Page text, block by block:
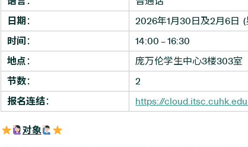
日期： 2026年1月30日及2月6日 (
时间： 14:00 – 16:30
地点： 庞万伦学生中心3楼303室
节数： 2
报名连结： https://
对象